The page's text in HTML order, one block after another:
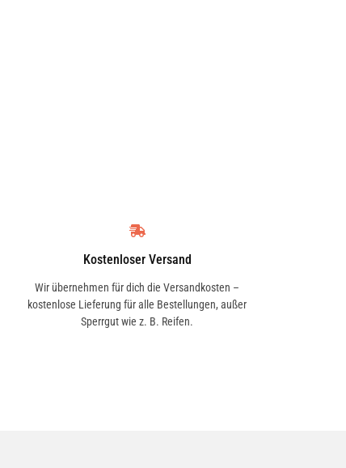
Kostenloser Versand
Wir übernehmen für dich die Versandkosten –
kostenlose Lieferung für alle Bestellungen, außer
Sperrgut wie z. B. Reifen.